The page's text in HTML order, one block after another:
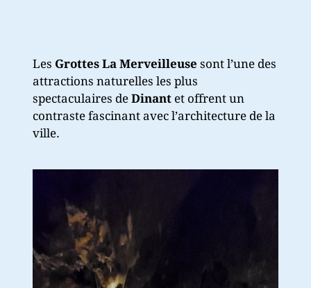
Les Grottes La Merveilleuse sont l’une des
attractions naturelles les plus
spectaculaires de Dinantet offrent un
contraste fascinant avec l’architecture de la
ville.